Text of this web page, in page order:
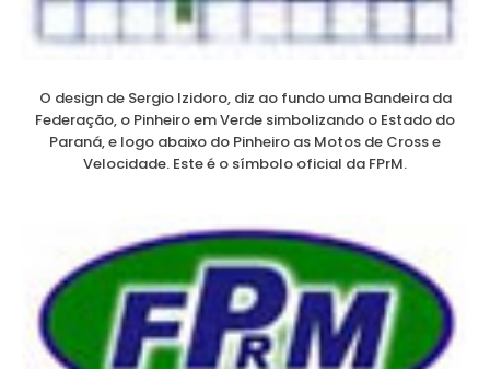
O design de Sergio Izidoro, diz ao fundo uma Bandeira da
Federação, o Pinheiro em Verde simbolizando o Estado do
Paraná, e logo abaixo do Pinheiro as Motos de Cross e
Velocidade. Este é o símbolo oficial da FPrM.